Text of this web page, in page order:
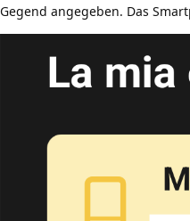
Gegend angegeben. Das